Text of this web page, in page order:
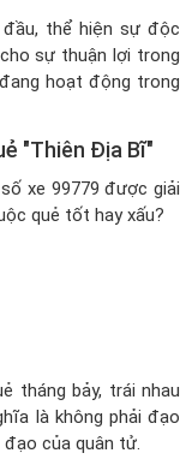
thể hiện sự độc
sự thuận lợi trong
hoạt động trong
"Thiên Địa Bĩ"
xe 99779 được giải
quẻ tốt hay xấu?
tháng bảy, trái nhau
là không phải đạo
đạo của quân tử.